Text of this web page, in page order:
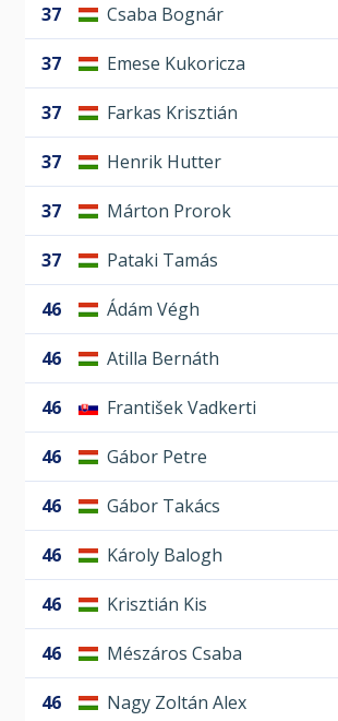
37 Csaba Bognár
37 Emese Kukoricza
37 Farkas Krisztián
37 Henrik Hutter
37 Márton Prorok
37 Pataki Tamás
46 Ádám Végh
46 Atilla Bernáth
46 František Vadkerti
46 Gábor Petre
46 Gábor Takács
46 Károly Balogh
46 Krisztián Kis
46 Mészáros Csaba
46 Nagy Zoltán Alex